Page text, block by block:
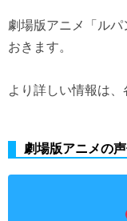
劇場版アニメ「ル
おきます。
より詳しい情報は
劇場版アニメの